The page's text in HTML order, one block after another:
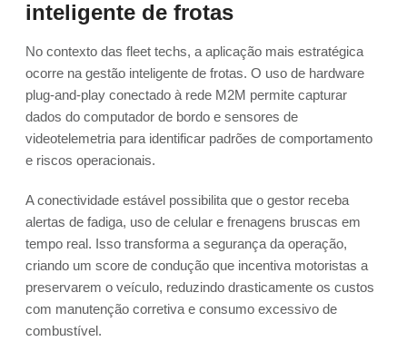
inteligente de frotas
No contexto das fleet techs, a aplicação mais estratégica
ocorre na gestão inteligente de frotas. O uso de hardware
plug-and-play conectado à rede M2M permite capturar
dados do computador de bordo e sensores de
videotelemetria para identificar padrões de comportamento
e riscos operacionais.
A conectividade estável possibilita que o gestor receba
alertas de fadiga, uso de celular e frenagens bruscas em
tempo real. Isso transforma a segurança da operação,
criando um score de condução que incentiva motoristas a
preservarem o veículo, reduzindo drasticamente os custos
com manutenção corretiva e consumo excessivo de
combustível.